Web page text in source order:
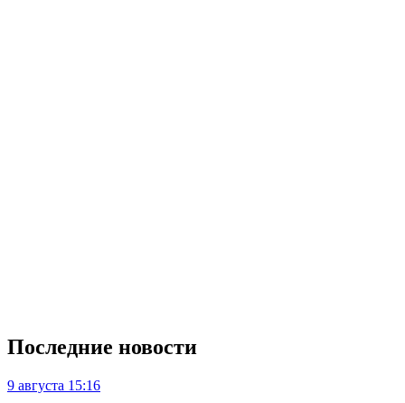
Последние новости
9 августа 15:16